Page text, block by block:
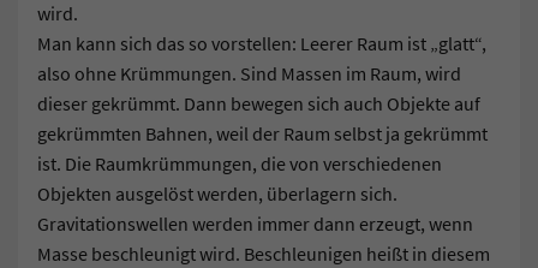
wird.
Man kann sich das so vorstellen: Leerer Raum ist „glatt“,
also ohne Krümmungen. Sind Massen im Raum, wird
dieser gekrümmt. Dann bewegen sich auch Objekte auf
gekrümmten Bahnen, weil der Raum selbst ja gekrümmt
ist. Die Raumkrümmungen, die von verschiedenen
Objekten ausgelöst werden, überlagern sich.
Gravitationswellen werden immer dann erzeugt, wenn
Masse beschleunigt wird. Beschleunigen heißt in diesem